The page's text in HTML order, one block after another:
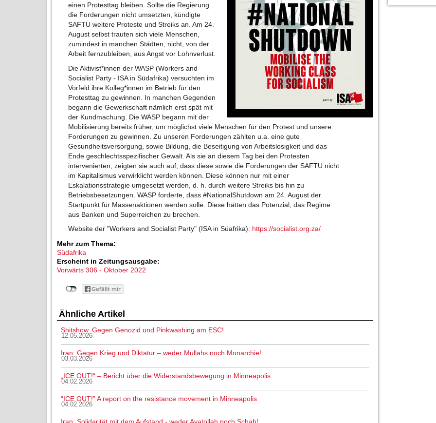
einen Protesttag bleiben. Sollte die Regierung
die Forderungen nicht umsetzten, kündigte
SAFTU weitere Proteste und Streiks an. Am 24.
August selbst trauten sich viele Menschen,
zumindest in manchen Städten, nicht, von der
Arbeit fernzubleiben, aus Angst vor Lohnverlust.
Die Aktivist*innen der WASP (Workers and
Socialist Party - ISA in Südafrika) versuchten im
Vorfeld ihre Kolleg*innen im Betrieb für den
Protesttag zu gewinnen. In manchen Gegenden
begann die Gewerkschaft nämlich erst spät mit
der Kundmachung. Die WASP begann mit der
Mobilisierung bereits früher, um möglichst viele Menschen für den Protest und unsere
Forderungen zu gewinnen. Zu unseren Forderungen zählten u.a. eine gute
Gesundheitsversorgung, sowie Bildung, die Beseitigung von Arbeitslosigkeit und das
Ende geschlechtsspezifischer Gewalt. Als sie an diesem Tag bei den Protesten
intervenierten, zeigten sie auch auf, dass diese sowie die Forderungen der SAFTU nicht
im Kapitalismus verwirklicht werden können. Diese können nur mit einer
Eskalationsstrategie umgesetzt werden, d. h. durch weitere Streiks bis hin zu
Betriebsbesetzungen. WASP forderte, dass #NationalShutdown am 24. August der
Startpunkt für Massenaktionen werden solle. Diese hätten das Potenzial, das Regime
aus Banken und Superreichen zu brechen.
Website der "Workers and Socialist Party" (ISA in Süafrika): https://socialist.org.za/
Mehr zum Thema:
Südafrika
Erscheint in Zeitungsausgabe:
Vorwärts 306 - Oktober 2022
Ähnliche Artikel
Shitshow. Gegen Genozid und Pinkwashing am ESC!
12.05.2026
Iran: Gegen Krieg und Diktatur – weder Mullahs noch Monarchie!
03.03.2026
„ICE OUT!“ – Bericht über die Widerstandsbewegung in Minneapolis
04.02.2026
“ICE OUT!” A report on the resistance movement in Minneapolis
04.02.2026